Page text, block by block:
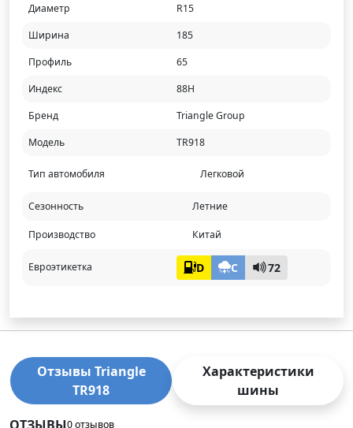
Диаметр
R15
Ширина
185
Профиль
65
Индекс
88H
Бренд
Triangle Group
Модель
TR918
Тип автомобиля Легковой
Сезонность Летние
Производство Китай
Евроэтикетка D C 72
Отзывы Triangle
TR918
Характеристики
шины
ОТЗЫВЫ0 отзывов